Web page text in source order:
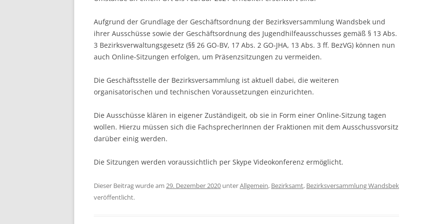
Aufgrund der Grundlage der Geschäftsordnung der Bezirksversammlung Wandsbek und
ihrer Ausschüsse sowie der Geschäftsordnung des Jugendhilfeausschusses gemäß § 13 Abs.
3 Bezirksverwaltungsgesetz (§§ 26 GO-BV, 17 Abs. 2 GO-JHA, 13 Abs. 3 ff. BezVG) können nun
auch Online-Sitzungen erfolgen, um Präsenzsitzungen zu vermeiden.
Die Geschäftsstelle der Bezirksversammlung ist aktuell dabei, die weiteren
organisatorischen und technischen Voraussetzungen einzurichten.
Die Ausschüsse klären in eigener Zuständigeit, ob sie in Form einer Online-Sitzung tagen
wollen. Hierzu müssen sich die FachsprecherInnen der Fraktionen mit dem Ausschussvorsitz
darüber einig werden.
Die Sitzungen werden voraussichtlich per Skype Videokonferenz ermöglicht.
Dieser Beitrag wurde am 29. Dezember 2020 unterAllgemein, Bezirksamt, Bezirksversammlung Wandsbek
veröffentlicht.